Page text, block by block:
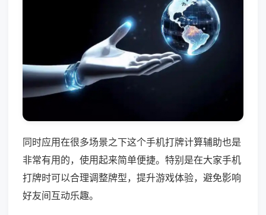
同时应用在很多场景之下这个手机打牌计算辅助也是
非常有用的，使用起来简单便捷。特别是在大家手机
打牌时可以合理调整牌型，提升游戏体验，避免影响
好友间互动乐趣。